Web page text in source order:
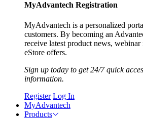
MyAdvantech Registration
MyAdvantech is a personalized
customers. By becoming an
receive latest product news,
eStore offers.
Sign up today to get 24/7 quick
information.
Register Log In
MyAdvantech
Products